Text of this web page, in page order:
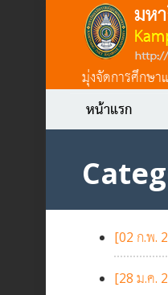
มุ่งจัดการศึกษ
หน้าแรก
[02 ก.พ.
[28 ม.ค.